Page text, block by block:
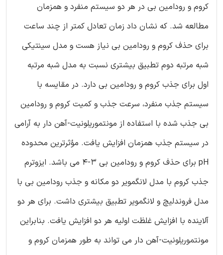
کروم و رودامین بی در هر دو سیستم منفرد و همزمان
مطالعه شد. که نشان داد زمان تعادل کمتر از چند ساعت
برای حذف کروم و رودامین بی نیاز هست و مدل سینتیکی
شبه مرتبه دوم تطبیق بیشتری نسبت به مدل شبه مرتبه
اول برای جذب کروم و رودامین بی دارد. در مقایسه با
سیستم جذب منفرد، سرعت جذب و کمیت کروم و رودامین
بی جذب شده با استفاده از مونتموریلونیت-آهن دار به آرامی
در سیستم جذب همزمان افزایش یافت. مؤثرترین محدوده
pH برای حذف کروم و رودامین بی 3-4 می باشد. ایزوترم
جذب کروم با مدل لانگمویر دو مکانه و جذب رودامین بی با
مدل فروندلیچ و لانگمویر تطبیق بیشتری داشت. برای هر دو
آلاینده با افزایش غلظت اولیه هر دو افزایش یافت. بنابراین
مونتموریلونیت-آهن دار می تواند به طور همزمان کروم و